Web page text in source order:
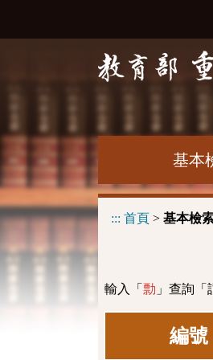
基本
::: 首頁 > 基本檢
輸入「 勡 」查詢「
編號